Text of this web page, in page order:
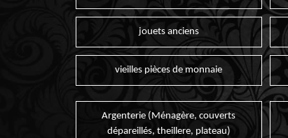
jouets anciens
vieilles pièces de monnaie
Argenterie (Ménagère, couverts
dépareillés, theillere, plateau)